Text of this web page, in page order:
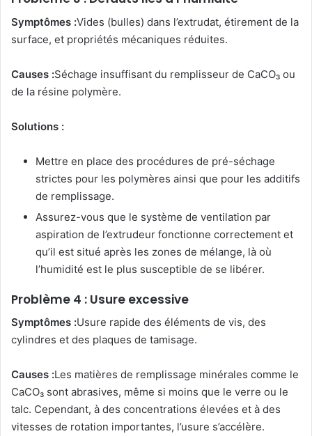
Symptômes :Vides (bulles) dans l’extrudat, étirement de la
surface, et propriétés mécaniques réduites.
Causes :Séchage insuffisant du remplisseur de CaCO₃ ou
de la résine polymère.
Solutions :
Mettre en place des procédures de pré-séchage
strictes pour les polymères ainsi que pour les additifs
de remplissage.
Assurez-vous que le système de ventilation par
aspiration de l’extrudeur fonctionne correctement et
qu’il est situé après les zones de mélange, là où
l’humidité est le plus susceptible de se libérer.
Problème 4 : Usure excessive
Symptômes :Usure rapide des éléments de vis, des
cylindres et des plaques de tamisage.
Causes :Les matières de remplissage minérales comme le
CaCO₃ sont abrasives, même si moins que le verre ou le
talc. Cependant, à des concentrations élevées et à des
vitesses de rotation importantes, l’usure s’accélère.